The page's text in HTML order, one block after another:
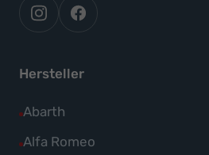
autoflex
auf
autoflex24
auf
Hersteller
Abarth
Alle
Fahrzeuge
Alfa Romeo
Alle